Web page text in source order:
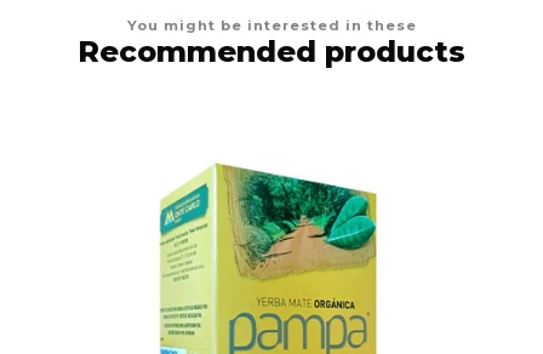
You might be interested in these
Recommended products